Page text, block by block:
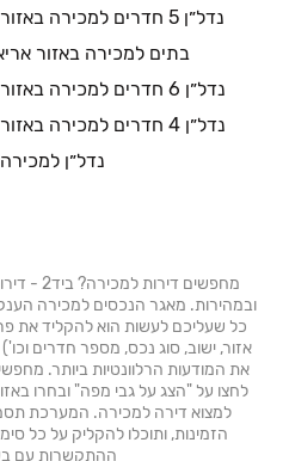
נדל״ן 5 חדרים למכירה באזור אריאל וישובי יהודה
בתים למכירה באזור
נדל״ן 6 חדרים למכירה באזור אריאל וישובי יהודה
נדל״ן 4 חדרים למכירה באזור אריאל וישובי יהודה
נדל״ן
מחפשים
ובמהירות. מאגר הנכסים למכירה
כל שעליכם לעשות הוא להקליד את
אזור, ישוב, סוג נכס, מספר חדרים
את המודעות הרלוונטיות ביותר.
לחצו על "הצג על גבי מפה" ובחרו
למצוא דירה למכירה. המערכת
הזמינות, ותוכלו להקליק על כל
ההתקשרות עם